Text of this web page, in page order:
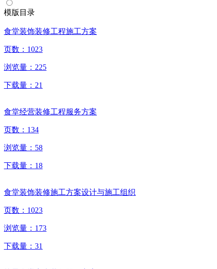
模版目录
食堂装饰装修工程施工方案
页数： 1023
浏览量： 225
下载量： 21
食堂经营装修工程服务方案
页数： 134
浏览量： 58
下载量： 18
食堂装饰装修施工方案设计与施工组织
页数： 1023
浏览量： 173
下载量： 31